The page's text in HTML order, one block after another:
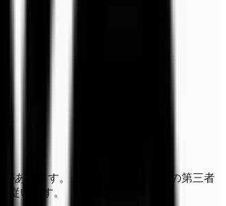
あります。この場合の個人情報の第三者
従います。